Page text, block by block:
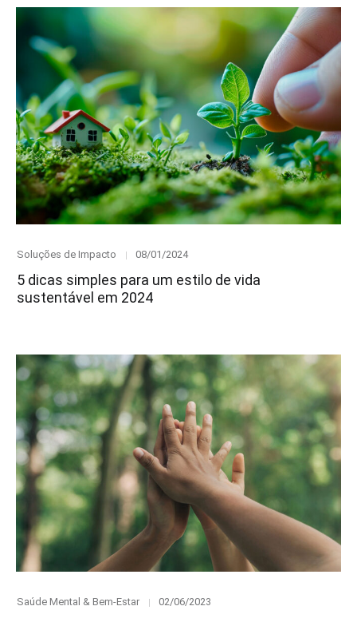
Category
Soluções de Impacto
Posted
08/01/2024
5 dicas simples para um estilo de vida
sustentável em 2024
Category
Saúde Mental & Bem-Estar
Posted
02/06/2023